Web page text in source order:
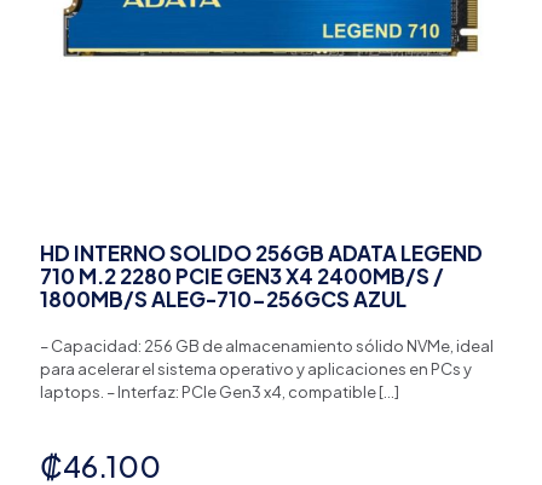
HD INTERNO SOLIDO 256GB ADATA LEGEND
710 M.2 2280 PCIE GEN3 X4 2400MB/S /
1800MB/S ALEG-710-256GCS AZUL
– Capacidad: 256 GB de almacenamiento sólido NVMe, ideal
para acelerar el sistema operativo y aplicaciones en PCs y
laptops. – Interfaz: PCIe Gen3 x4, compatible[…]
₡46.100